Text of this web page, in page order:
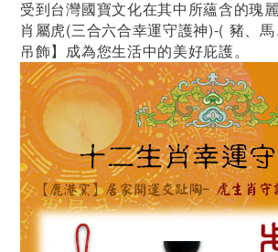
受到台灣國寶文化在其中所蘊含的瑰
肖屬虎(三合六合幸運守護神)-( 豬、
吊飾】成為您生活中的美好庇護。